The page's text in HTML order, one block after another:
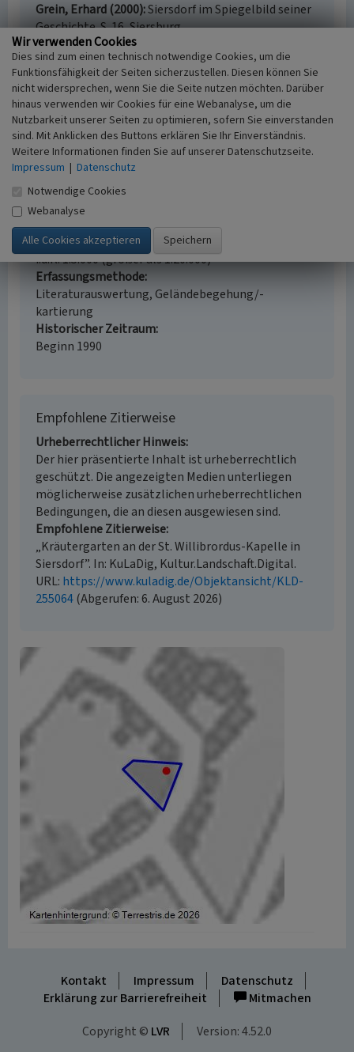
Grein, Erhard (2000) Siersdorf im Spiegelbild seiner
Geschichte. S. 16, Siersburg.
Kräutergarten an der St. Willibrordus-Kapelle in
Siersdorf
Schlagwörter
Garten
Ort
66780 Rehlingen-Siersburg - Siersdorf
Fachsicht(en)
Kulturlandschaftspflege
Erfassungsmaßstab
i.d.R. 1:5.000 (größer als 1:20.000)
Erfassungsmethode
Literaturauswertung, Geländebegehung/-
kartierung
Historischer Zeitraum
Beginn 1990
Empfohlene Zitierweise
Urheberrechtlicher Hinweis
Der hier präsentierte Inhalt ist urheberrechtlich
geschützt. Die angezeigten Medien unterliegen
möglicherweise zusätzlichen urheberrechtlichen
Bedingungen, die an diesen ausgewiesen sind.
Empfohlene Zitierweise
„Kräutergarten an der St. Willibrordus-Kapelle in
Siersdorf”. In: KuLaDig, Kultur.Landschaft.Digital.
URL: https://www.kuladig.de/Objektansicht/KLD-
255064(Abgerufen: 6. August 2026)
Kontakt Impressum
Datenschutz
Erklärung zur Barrierefreiheit
Mitmachen
Copyright © LVR Version: 4.52.0
Wir verwenden Cookies
Dies sind zum einen technisch notwendige Cookies, um die
Funktionsfähigkeit der Seiten sicherzustellen. Diesen können Sie
nicht widersprechen, wenn Sie die Seite nutzen möchten. Darüber
hinaus verwenden wir Cookies für eine Webanalyse, um die
Nutzbarkeit unserer Seiten zu optimieren, sofern Sie einverstanden
sind. Mit Anklicken des Buttons erklären Sie Ihr Einverständnis.
Weitere Informationen finden Sie auf unserer Datenschutzseite.
Impressum | Datenschutz
Notwendige Cookies
Webanalyse